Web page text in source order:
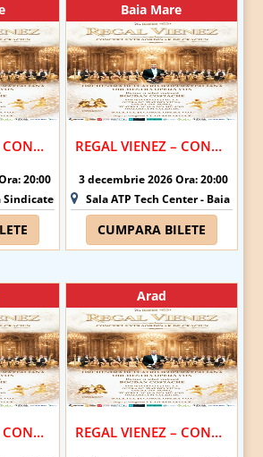
REGAL VIENEZ – CONCERT EXTRAORDINAR DE CRACIUN | SATU MARE
20:00
Sindicatelor - Satu Mare
Baia Mare
REGAL VIENEZ – CONCERT EXTRAORDINAR DE CRACIUN | BAIA MARE
3 decembrie 2026 Ora: 20:00
Sala ATP Tech Center - Baia Mare
CUMPARA BILETE
REGAL VIENEZ – CONCERT EXTRAORDINAR DE CRACIUN | ORADEA
Arad
REGAL VIENEZ – CONCERT EXTRAORDINAR DE CRACIUN | ARAD